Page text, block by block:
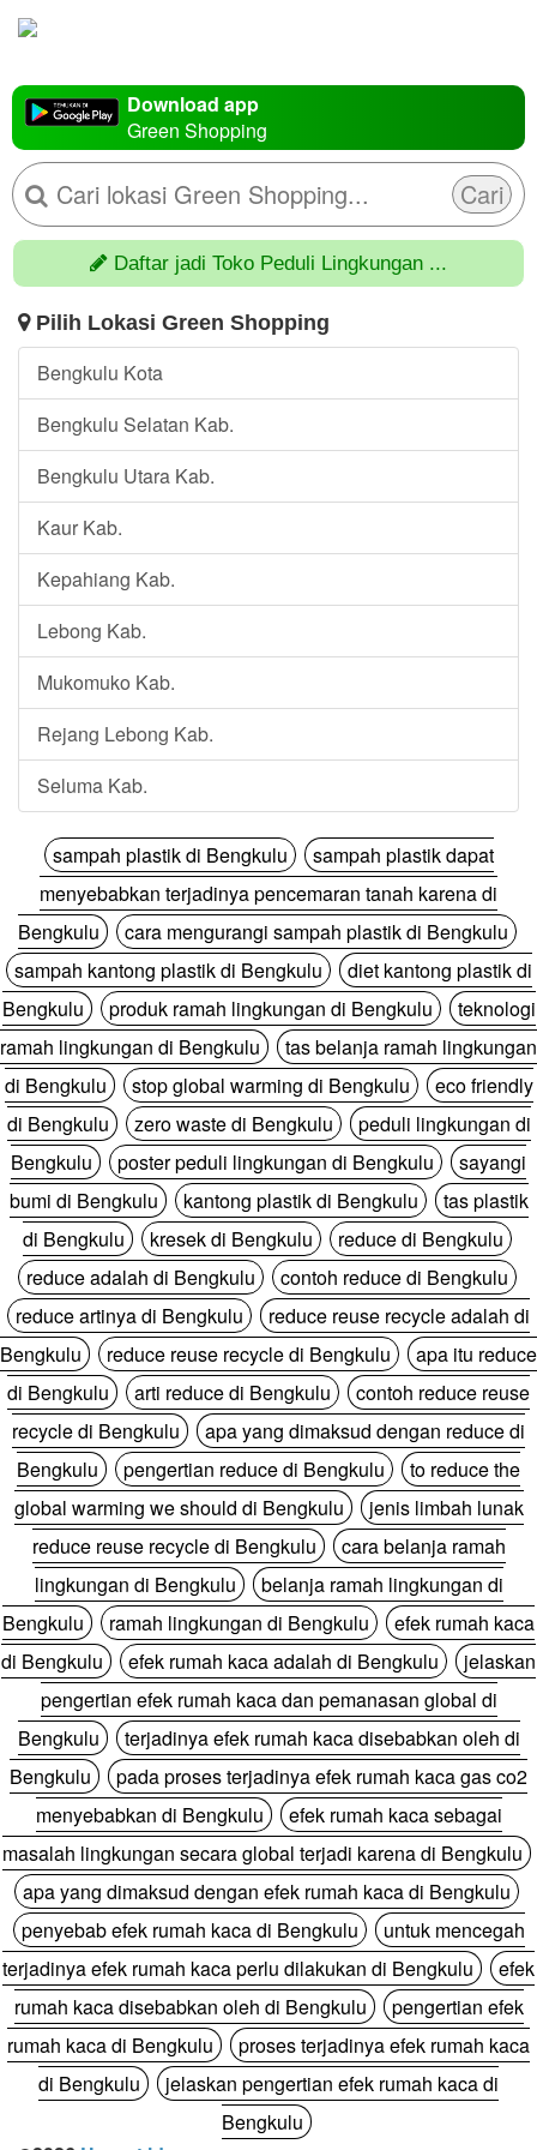
Download app
Green Shopping
Cari
Daftar jadi Toko Peduli Lingkungan ...
Pilih Lokasi Green Shopping
Bengkulu Kota
Bengkulu Selatan Kab.
Bengkulu Utara Kab.
Kaur Kab.
Kepahiang Kab.
Lebong Kab.
Mukomuko Kab.
Rejang Lebong Kab.
Seluma Kab.
sampah plastik di Bengkulu
sampah plastik dapat
menyebabkan terjadinya pencemaran tanah karena di
Bengkulu
cara mengurangi sampah plastik di Bengkulu
sampah kantong plastik di Bengkulu
diet kantong plastik di
Bengkulu
produk ramah lingkungan di Bengkulu
teknologi
ramah lingkungan di Bengkulu
tas belanja ramah lingkungan
di Bengkulu
stop global warming di Bengkulu
eco friendly
di Bengkulu
zero waste di Bengkulu
peduli lingkungan di
Bengkulu
poster peduli lingkungan di Bengkulu
sayangi
bumi di Bengkulu
kantong plastik di Bengkulu
tas plastik
di Bengkulu
kresek di Bengkulu
reduce di Bengkulu
reduce adalah di Bengkulu
contoh reduce di Bengkulu
reduce artinya di Bengkulu
reduce reuse recycle adalah di
Bengkulu
reduce reuse recycle di Bengkulu
apa itu reduce
di Bengkulu
arti reduce di Bengkulu
contoh reduce reuse
recycle di Bengkulu
apa yang dimaksud dengan reduce di
Bengkulu
pengertian reduce di Bengkulu
to reduce the
global warming we should di Bengkulu
jenis limbah lunak
reduce reuse recycle di Bengkulu
cara belanja ramah
lingkungan di Bengkulu
belanja ramah lingkungan di
Bengkulu
ramah lingkungan di Bengkulu
efek rumah kaca
di Bengkulu
efek rumah kaca adalah di Bengkulu
jelaskan
pengertian efek rumah kaca dan pemanasan global di
Bengkulu
terjadinya efek rumah kaca disebabkan oleh di
Bengkulu
pada proses terjadinya efek rumah kaca gas co2
menyebabkan di Bengkulu
efek rumah kaca sebagai
masalah lingkungan secara global terjadi karena di Bengkulu
apa yang dimaksud dengan efek rumah kaca di Bengkulu
penyebab efek rumah kaca di Bengkulu
untuk mencegah
terjadinya efek rumah kaca perlu dilakukan di Bengkulu
efek
rumah kaca disebabkan oleh di Bengkulu
pengertian efek
rumah kaca di Bengkulu
proses terjadinya efek rumah kaca
di Bengkulu
jelaskan pengertian efek rumah kaca di
Bengkulu